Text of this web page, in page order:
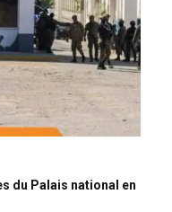
du Palais national en